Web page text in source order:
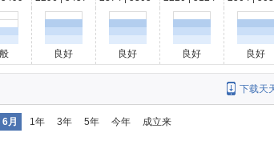
良好 良好 良好 良好
下载天
6月 1年 3年 5年 今年 成立来